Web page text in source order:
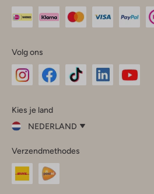
Volg ons
InstagramFacebook
Kies je land
NEDERLAND
je
land
Nederland
Verzendmethodes